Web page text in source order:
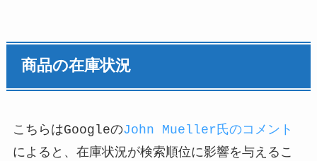
商品の在庫状況
こちらはGoogleのJohn Mueller氏のコメント
によると、在庫状況が検索順位に影響を与えるこ